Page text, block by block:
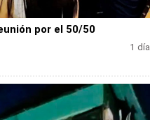
por el 50/50
1 día